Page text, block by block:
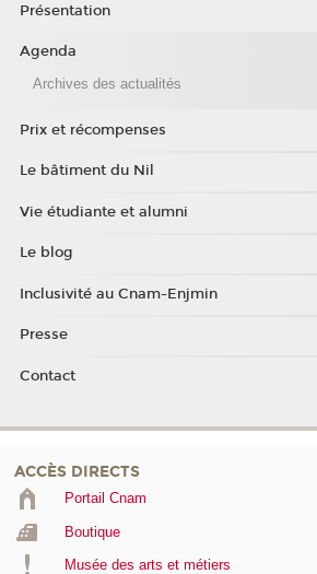
Présentation
Agenda
Archives des actualités
Prix et récompenses
Le bâtiment du Nil
Vie étudiante et alumni
Le blog
Inclusivité au Cnam-Enjmin
Presse
Contact
ACCÈS DIRECTS
Portail Cnam
Boutique
Musée des arts et métiers